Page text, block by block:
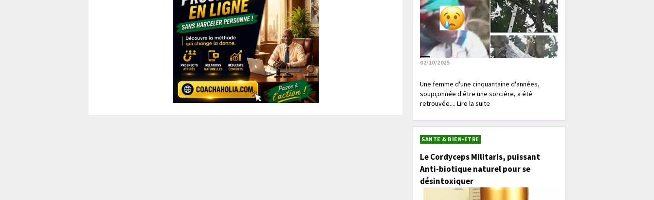
02/10/2025
Une femme d'une cinquantaine d'années,
soupçonnée d'être une sorcière, a été
retrouvée.... Lire la suite
SANTE & BIEN-ETRE
Le Cordyceps Militaris, puissant
Anti-biotique naturel pour se
désintoxiquer